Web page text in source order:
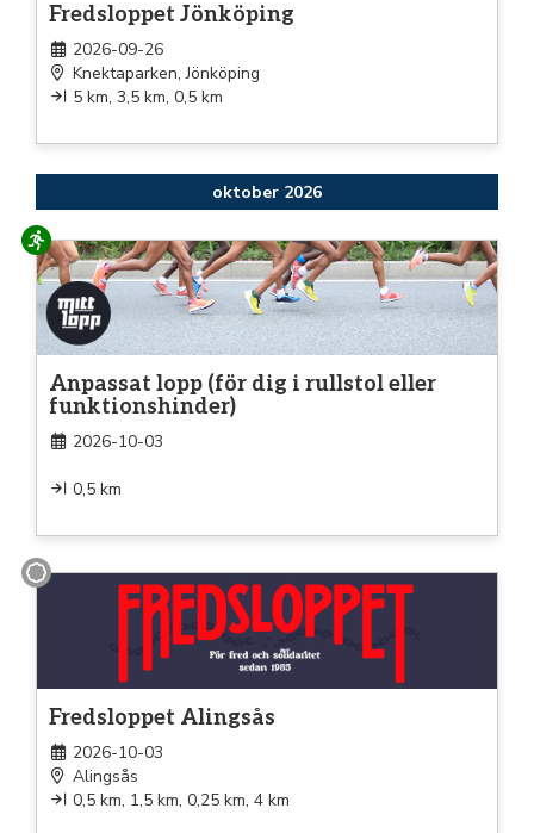
Fredsloppet Jönköping
2026-09-26
Knektaparken, Jönköping
5 km, 3,5 km, 0,5 km
oktober 2026
Löpning
Anpassat lopp (för dig i rullstol eller
funktionshinder)
2026-10-03
0,5 km
Promenad
Fredsloppet Alingsås
2026-10-03
Alingsås
0,5 km, 1,5 km, 0,25 km, 4 km